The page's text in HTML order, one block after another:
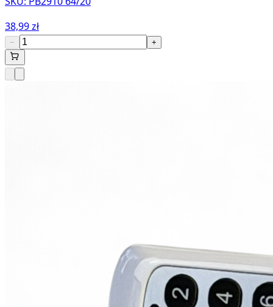
38,99 zł
− +